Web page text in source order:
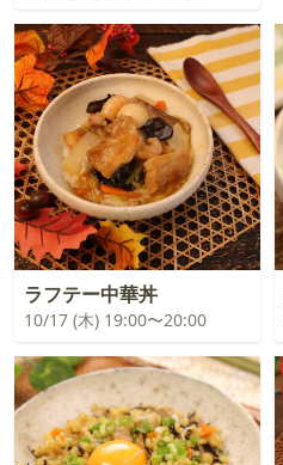
ラフテー中華丼
10/17 (木) 19:00〜20:00